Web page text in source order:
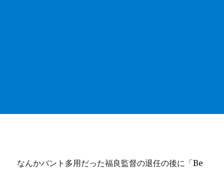
なんかバント多用だった福良監督の退任の後に「Be